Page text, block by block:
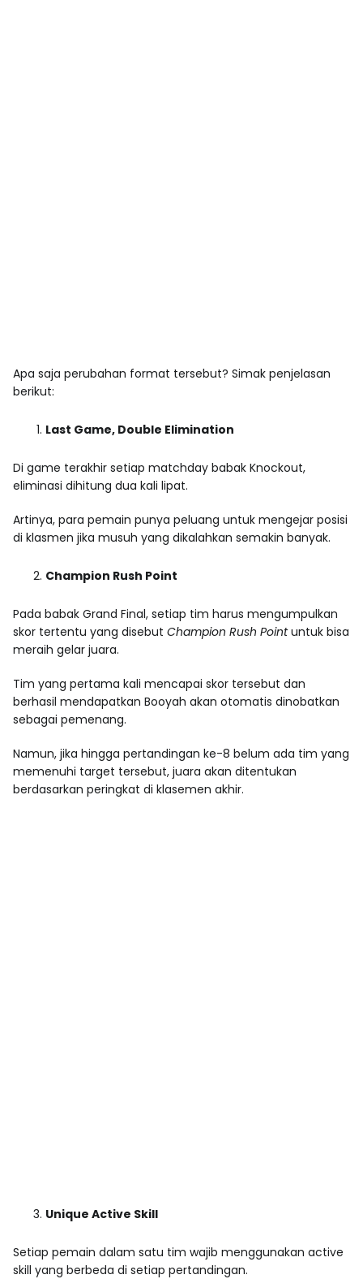
Apa saja perubahan format tersebut? Simak penjelasan
berikut:
Last Game, Double Elimination
Di game terakhir setiap matchday babak Knockout,
eliminasi dihitung dua kali lipat.
Artinya, para pemain punya peluang untuk mengejar posisi
di klasmen jika musuh yang dikalahkan semakin banyak.
Champion Rush Point
Pada babak Grand Final, setiap tim harus mengumpulkan
skor tertentu yang disebut Champion Rush Pointuntuk bisa
meraih gelar juara.
Tim yang pertama kali mencapai skor tersebut dan
berhasil mendapatkan Booyah akan otomatis dinobatkan
sebagai pemenang.
Namun, jika hingga pertandingan ke-8 belum ada tim yang
memenuhi target tersebut, juara akan ditentukan
berdasarkan peringkat di klasemen akhir.
Unique Active Skill
Setiap pemain dalam satu tim wajib menggunakan active
skill yang berbeda di setiap pertandingan.